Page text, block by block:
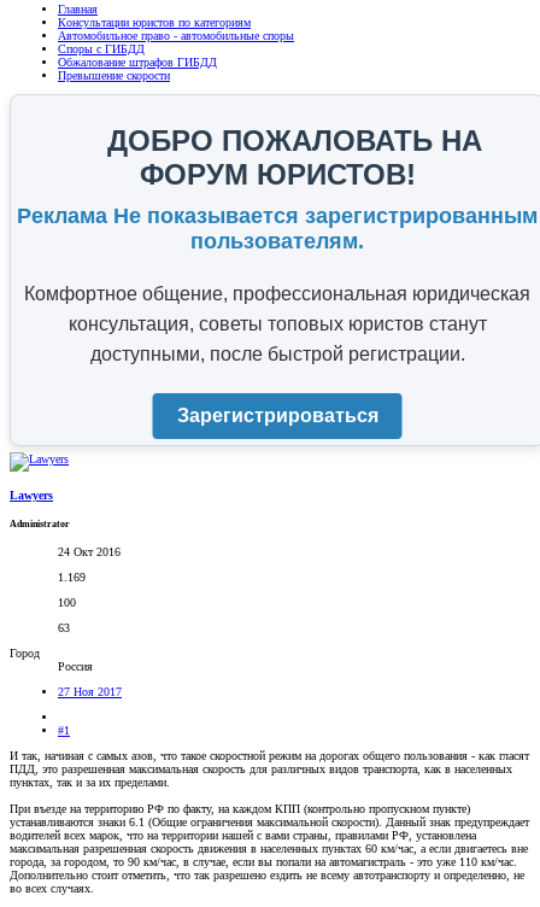
Главная
Консультации юристов по категориям
Автомобильное право - автомобильные споры
Споры с ГИБДД
Обжалование штрафов ГИБДД
Превышение скорости
ДОБРО ПОЖАЛОВАТЬ НА
ФОРУМ ЮРИСТОВ!
Реклама Не показывается зарегистрированным
пользователям.
Комфортное общение, профессиональная юридическая
консультация, советы топовых юристов станут
доступными, после быстрой регистрации.
Зарегистрироваться
Lawyers
Administrator
24 Окт 2016
1.169
100
63
Город
Россия
27 Ноя 2017
#1
И так, начиная с самых азов, что такое скоростной режим на дорогах общего пользования - как гласят
ПДД, это разрешенная максимальная скорость для различных видов транспорта, как в населенных
пунктах, так и за их пределами.
При въезде на территорию РФ по факту, на каждом КПП (контрольно пропускном пункте)
устанавливаются знаки 6.1 (Общие ограничения максимальной скорости). Данный знак предупреждает
водителей всех марок, что на территории нашей с вами страны, правилами РФ, установлена
максимальная разрешенная скорость движения в населенных пунктах 60 км/час, а если двигаетесь вне
города, за городом, то 90 км/час, в случае, если вы попали на автомагистраль - это уже 110 км/час.
Дополнительно стоит отметить, что так разрешено ездить не всему автотранспорту и определенно, не
во всех случаях.